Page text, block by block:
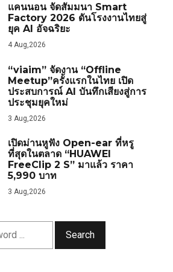
แคนนอน จัดสัมมนา Smart
Factory 2026 ดันโรงงานไทยสู่
ยุค AI อัจฉริยะ
4 Aug,2026
“viaim” จัดงาน “Offline
Meetup”ครั้งแรกในไทย เปิด
ประสบการณ์ AI บันทึกเสียงสู่การ
ประชุมยุคใหม่
3 Aug,2026
เปิดม่านหูฟัง Open-ear ที่หรู
ที่สุดในตลาด “HUAWEI
FreeClip 2 S” มาแล้ว ราคา
5,990 บาท
3 Aug,2026
Search